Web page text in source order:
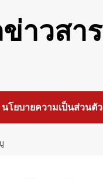
าวสาร
นโยบายความเป็นส่วนตัว